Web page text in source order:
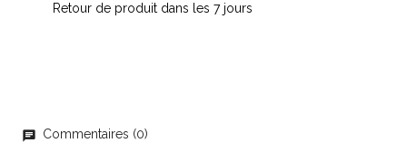
Retour de produit dans les 7 jours
chat Commentaires (0)